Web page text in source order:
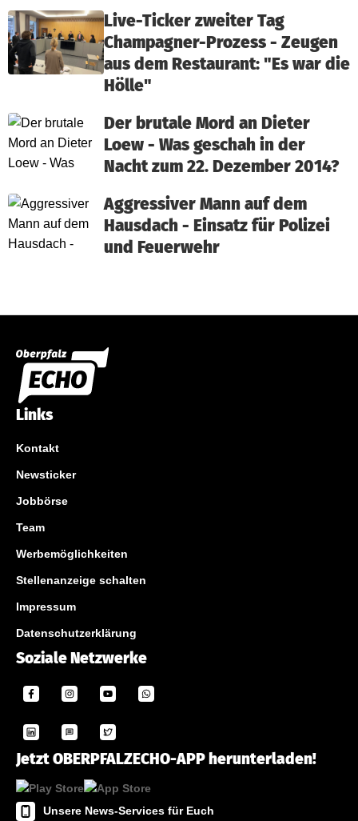
Live-Ticker zweiter Tag
Champagner-Prozess - Zeugen
aus dem Restaurant: "Es war die
Hölle"
Der brutale Mord an Dieter
Loew - Was geschah in der
Nacht zum 22. Dezember 2014?
Aggressiver Mann auf dem
Hausdach - Einsatz für Polizei
und Feuerwehr
Links
Kontakt
Newsticker
Jobbörse
Team
Werbemöglichkeiten
Stellenanzeige schalten
Impressum
Datenschutzerklärung
Soziale Netzwerke
Jetzt OBERPFALZECHO-APP herunterladen!
Unsere News-Services für Euch